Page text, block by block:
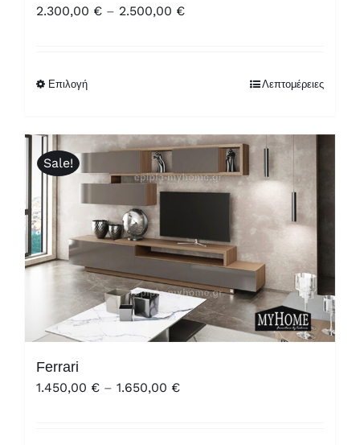
2.300,00 € – 2.500,00 €Price
Επιλογή Λεπτομέρειες
Sale!
Ferrari
1.450,00 € – 1.650,00 €Price